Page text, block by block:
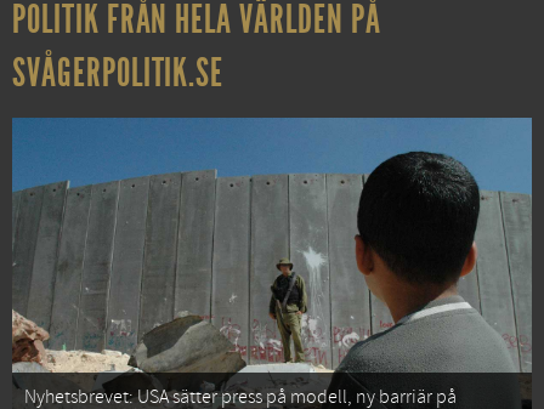
POLITIK FRÅN HELA VÄRLDEN PÅ
SVÅGERPOLITIK.SE
Nyhetsbrevet: USA sätter press på modell, ny barriär på